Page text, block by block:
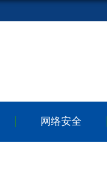
网络安全